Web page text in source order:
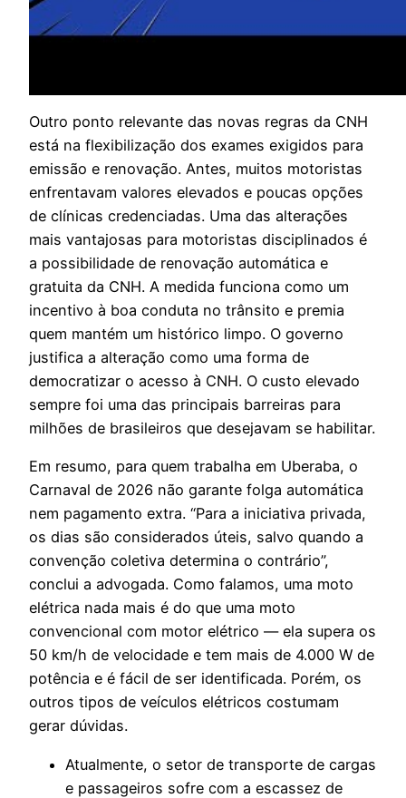
Outro ponto relevante das novas regras da CNH
está na flexibilização dos exames exigidos para
emissão e renovação. Antes, muitos motoristas
enfrentavam valores elevados e poucas opções
de clínicas credenciadas. Uma das alterações
mais vantajosas para motoristas disciplinados é
a possibilidade de renovação automática e
gratuita da CNH. A medida funciona como um
incentivo à boa conduta no trânsito e premia
quem mantém um histórico limpo. O governo
justifica a alteração como uma forma de
democratizar o acesso à CNH. O custo elevado
sempre foi uma das principais barreiras para
milhões de brasileiros que desejavam se habilitar.
Em resumo, para quem trabalha em Uberaba, o
Carnaval de 2026 não garante folga automática
nem pagamento extra. “Para a iniciativa privada,
os dias são considerados úteis, salvo quando a
convenção coletiva determina o contrário”,
conclui a advogada. Como falamos, uma moto
elétrica nada mais é do que uma moto
convencional com motor elétrico — ela supera os
50 km/h de velocidade e tem mais de 4.000 W de
potência e é fácil de ser identificada. Porém, os
outros tipos de veículos elétricos costumam
gerar dúvidas.
Atualmente, o setor de transporte de cargas
e passageiros sofre com a escassez de